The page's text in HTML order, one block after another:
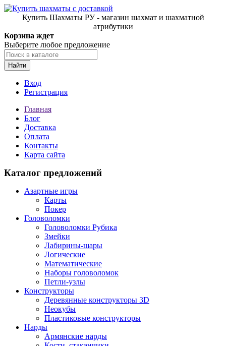
Купить Шахматы РУ - магазин шахмат и шахматной
атрибутики
Корзина ждет
Выберите любое предложение
Найти
Вход
Регистрация
Главная
Блог
Доставка
Оплата
Контакты
Карта сайта
Каталог предложений
Азартные игры
Карты
Покер
Головоломки
Головоломки Рубика
Змейки
Лабирины-шары
Логические
Математические
Наборы головоломок
Петли-узлы
Конструкторы
Деревянные конструкторы 3D
Неокубы
Пластиковые конструкторы
Нарды
Армянские нарды